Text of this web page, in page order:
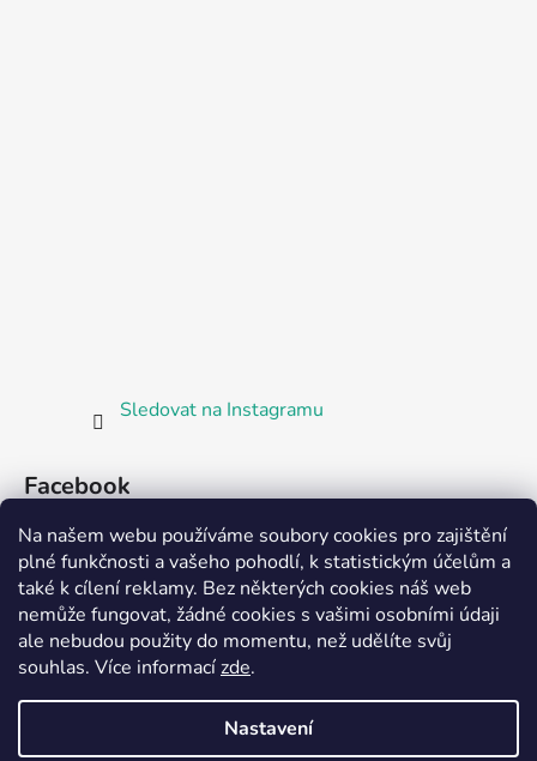
Na našem webu používáme soubory cookies pro zajištění
plné funkčnosti a vašeho pohodlí, k statistickým účelům a
také k cílení reklamy. Bez některých cookies náš web
nemůže fungovat, žádné cookies s vašimi osobními údaji
ale nebudou použity do momentu, než udělíte svůj
souhlas. Více informacízde.
Nastavení
Sledovat na Instagramu
Facebook
Partnerská prodejna Barefoot Plzeň